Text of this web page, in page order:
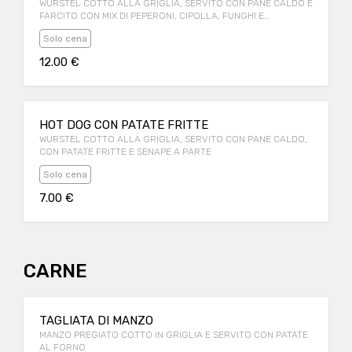
WURSTEL COTTO ALLA GRIGLIA, SERVITO CON PANE CALDO E
FARCITO CON MIX DI PEPERONI, CIPOLLA, FUNGHI E
FORMAGGIO FUSO, CON PATATE FRITTE E SENAPE A PARTE
Solo cena
12.00 €
HOT DOG CON PATATE FRITTE
WURSTEL COTTO ALLA GRIGLIA, SERVITO CON PANE CALDO,
CON PATATE FRITTE E SENAPE A PARTE
Solo cena
7.00 €
CARNE
TAGLIATA DI MANZO
MANZO PREGIATO COTTO IN GRIGLIA E SERVITO CON PATATE
AL FORNO